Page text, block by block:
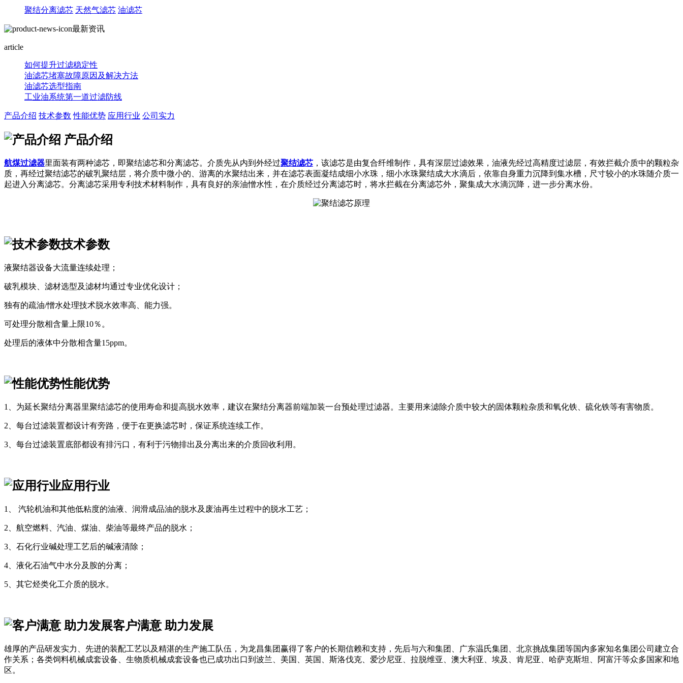
聚结分离滤芯 天然气滤芯 油滤芯
最新资讯
article
如何提升过滤稳定性
油滤芯堵塞故障原因及解决方法
油滤芯选型指南
工业油系统第一道过滤防线
产品介绍 技术参数 性能优势 应用行业 公司实力
产品介绍
航煤过滤器里面装有两种滤芯，即聚结滤芯和分离滤芯。介质先从内到外经过聚结滤芯 ，该滤芯是由复合纤维制作，具有深层过滤效果，油液先经过高精度过滤层，有效拦截介质中的颗粒杂
质，再经过聚结滤芯的破乳聚结层，将介质中微小的、游离的水聚结出来，并在滤芯表面凝结成细小水珠，细小水珠聚结成大水滴后，依靠自身重力沉降到集水槽，尺寸较小的水珠随介质一
起进入分离滤芯。分离滤芯采用专利技术材料制作，具有良好的亲油憎水性，在介质经过分离滤芯时，将水拦截在分离滤芯外，聚集成大水滴沉降，进一步分离水份。
技术参数
液聚结器设备大流量连续处理；
破乳模块、滤材选型及滤材均通过专业优化设计；
独有的疏油/憎水处理技术脱水效率高、能力强。
可处理分散相含量上限10％。
处理后的液体中分散相含量15ppm。
性能优势
1、为延长聚结分离器里聚结滤芯的使用寿命和提高脱水效率，建议在聚结分离器前端加装一台预处理过滤器。主要用来滤除介质中较大的固体颗粒杂质和氧化铁、硫化铁等有害物质。
2、每台过滤装置都设计有旁路，便于在更换滤芯时，保证系统连续工作。
3、每台过滤装置底部都设有排污口，有利于污物排出及分离出来的介质回收利用。
应用行业
1、 汽轮机油和其他低粘度的油液、润滑成品油的脱水及废油再生过程中的脱水工艺；
2、航空燃料、汽油、煤油、柴油等最终产品的脱水；
3、石化行业碱处理工艺后的碱液清除；
4、液化石油气中水分及胺的分离；
5、其它烃类化工介质的脱水。
客户满意 助力发展
雄厚的产品研发实力、先进的装配工艺以及精湛的生产施工队伍，为龙昌集团赢得了客户的长期信赖和支持，先后与六和集团、广东温氏集团、北京挑战集团等国内多家知名集团公司建立合
作关系；各类饲料机械成套设备、生物质机械成套设备也已成功出口到波兰、美国、英国、斯洛伐克、爱沙尼亚、拉脱维亚、澳大利亚、埃及、肯尼亚、哈萨克斯坦、阿富汗等众多国家和地
区。